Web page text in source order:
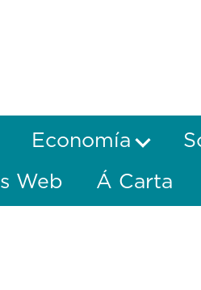
Economía
Web
Á Carta